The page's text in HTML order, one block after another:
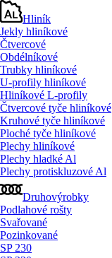
Hliník
Jekly hliníkové
Čtvercové
Obdélníkové
Trubky hliníkové
U-profily hliníkové
Hliníkové L-profily
Čtvercové tyče hliníkové
Kruhové tyče hliníkové
Ploché tyče hliníkové
Plechy hliníkové
Plechy hladké Al
Plechy protiskluzové Al
Druhovýrobky
Podlahové rošty
Svařované
Pozinkované
SP 230